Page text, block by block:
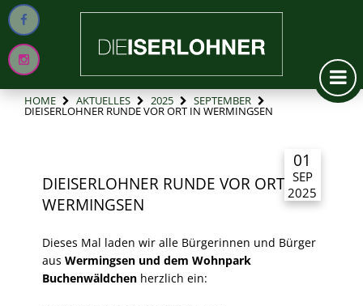
HOME AKTUELLES 2025 SEPTEMBER
DIEISERLOHNER RUNDE VOR ORT IN WERMINGSEN
01
SEP
2025
DIEISERLOHNER RUNDE VOR ORT IN
WERMINGSEN
Dieses Mal laden wir alle Bürgerinnen und Bürger
ausWermingsen und dem Wohnpark
Buchenwäldchen herzlich ein: